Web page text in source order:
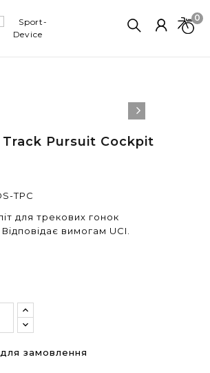
0
Track Pursuit Cockpit
TPC
для трекових гонок
вимогам UCI.
замовлення